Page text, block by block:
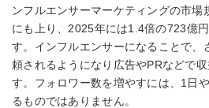
ンフルエンサーマーケティングの市
にも上り、2025年には1.4倍の723億
す。インフルエンサーになることで、
頼されるようになり広告やPRなどで
す。フォロワー数を増やすには、1日
るものではありません。